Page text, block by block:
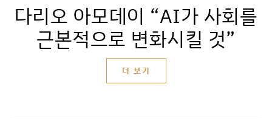
다리오 아모데이 “AI가 사회를
근본적으로 변화시킬 것”
더 보기